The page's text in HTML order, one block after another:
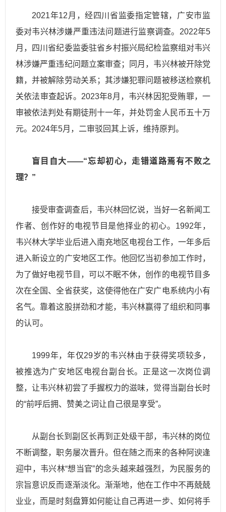
2021年12月，经四川省监委指定管辖，广安市监
委对韦兴林涉嫌严重违法问题进行监察调查。2022年5
月，四川省纪委监委驻省乡村振兴局纪检监察组对韦兴
林涉嫌严重违纪问题立案审查；同月，韦兴林被开除党
籍，并被解除劳动关系；其涉嫌犯罪问题被移送检察机
关依法审查起诉。2023年8月，韦兴林因犯受贿罪，一
审被依法判处有期徒刑十一年，并处罚金人民币五十万
元。2024年5月，二审驳回其上诉，维持原判。
盲目自大——“忘却初心，走错道路焉有不败之
理？”
接受审查调查后，韦兴林回忆说，当好一名新闻工
作者、创作好的电视节目是他择业的初心。1992年，
韦兴林大学毕业后进入南充地区电视台工作，一年多后
进入新设立的广安地区工作。他回忆当初参加工作时，
为了做好电视节目，可以不眠不休，创作的电视节目多
次在全国、全省获奖，这使得他在广安广电系统内小有
名气。靠着这股拼劲和才能，韦兴林赢得了组织和同事
的认可。
1999年，年仅29岁的韦兴林由于获得奖项较多，
被推选为广安地区电视台副台长。正是这一次岗位调
整，让韦兴林初尝了手握权力的滋味，觉得当副台长时
的“前呼后拥、赞美之词让自己很是享受”。
从副台长到副区长再到正处级干部，韦兴林的岗位
不断调整，职务屡次晋升。但在随之而来的各种阿谀逢
迎中，韦兴林“想当官”的念头越来越强烈，为民服务的
宗旨意识反而逐渐淡化。渐渐地，他在工作中不再兢兢
业业，而是时刻盘算如何能让自己再进一步、如何将手